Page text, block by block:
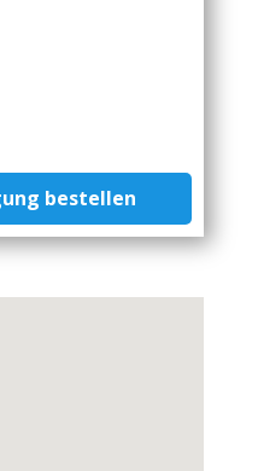
bestellen